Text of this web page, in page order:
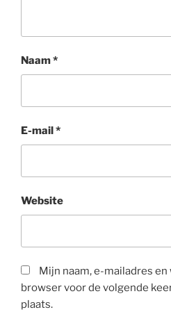
Naam*
E-mail*
Website
Mijn naam, e-mailadres
browser voor de volgende
plaats.